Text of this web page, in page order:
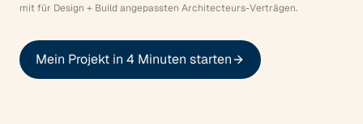
mit für Design + Build angepassten Architecteurs-Verträgen.
Mein Projekt in 4 Minuten starten